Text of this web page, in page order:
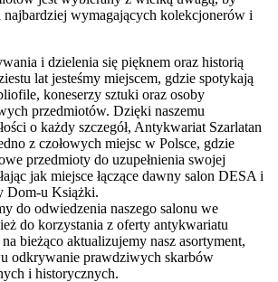
najbardziej wymagających kolekcjonerów i
i dzielenia się pięknem oraz historią
lat jesteśmy miejscem, gdzie spotykają
koneserzy sztuki oraz osoby
przedmiotów. Dzięki naszemu
o każdy szczegół, Antykwariat Szarlatan
z czołowych miejsc w Polsce, gdzie
przedmioty do uzupełnienia swojej
jak miejsce łączące dawny salon DESA i
Dom-u Książki.
do odwiedzenia naszego salonu we
do korzystania z oferty antykwariatu
bieżąco aktualizujemy nasz asortyment,
odkrywanie prawdziwych skarbów
i historycznych.